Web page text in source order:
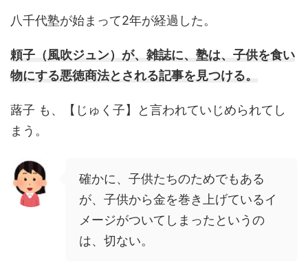
八千代塾が始まって2年が経過した。
頼子（風吹ジュン）が、雑誌に、塾は、子供を食い
物にする悪徳商法とされる記事を見つける。
蕗子 も、【じゅく子】と言われていじめられてし
まう。
確かに、子供たちのためでもある
が、子供から金を巻き上げているイ
メージがついてしまったというの
は、切ない。